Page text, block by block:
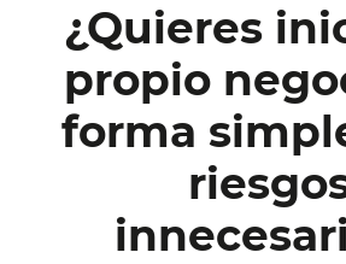
¿Quieres
propio
forma